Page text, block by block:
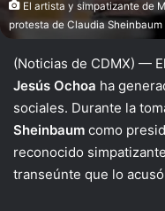
El artista y simpatizante de
protesta de Claudia Sheinbaum
(Noticias de CDMX) —
Jesús Ochoa ha
sociales. Durante la
Sheinbaum como
reconocido
transeúnte que lo